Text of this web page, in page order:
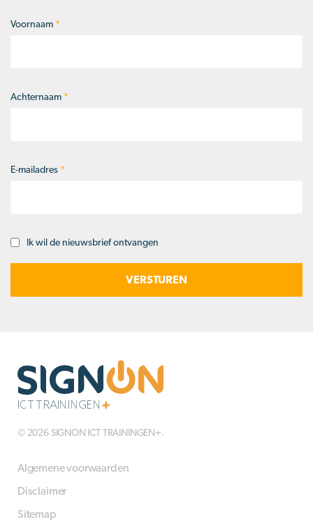
Naam*
Voornaam *
Achternaam *
E-mailadres *
Opt-Ik wil de nieuwsbrief ontvangen
© 2026 SIGNON ICT TRAININGEN+.
Algemene voorwaarden
Disclaimer
Sitemap